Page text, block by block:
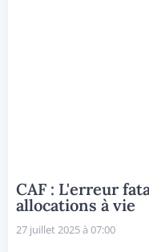
CAF : L'erreur
allocations à vie
27 juillet 2025 à 07:00